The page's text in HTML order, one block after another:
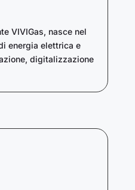
VIVIGas, nasce nel
energia elettrica e
digitalizzazione